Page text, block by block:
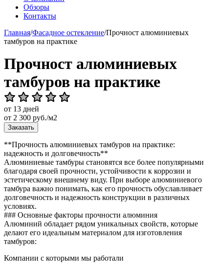
Обзоры
Контакты
Главная/Фасадное остекление/Прочност алюминиевых
тамбуров на практике
Прочност алюминиевых
тамбуров на практике
от 13 дней
от 2 300 руб./м2
Заказать
**Прочность алюминиевых тамбуров на практике:
надежность и долговечность**
Алюминиевые тамбуры становятся все более популярными
благодаря своей прочности, устойчивости к коррозии и
эстетическому внешнему виду. При выборе алюминиевого
тамбура важно понимать, как его прочность обуславливает
долговечность и надежность конструкции в различных
условиях.
### Основные факторы прочности алюминия
Алюминий обладает рядом уникальных свойств, которые
делают его идеальным материалом для изготовления
тамбуров:
Компании с которыми мы работали